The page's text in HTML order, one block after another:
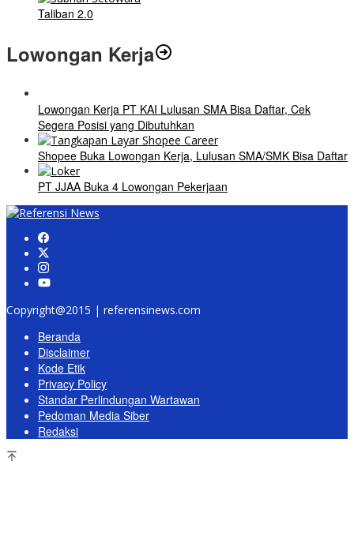
Taliban 2.0
Lowongan Kerja
Lowongan Kerja PT KAI Lulusan SMA Bisa Daftar, Cek
Segera Posisi yang Dibutuhkan
Shopee Buka Lowongan Kerja, Lulusan SMA/SMK Bisa Daftar
PT JJAA Buka 4 Lowongan Pekerjaan
Copyright@2015 | referensinews.com
Beranda
Disclaimer
Kode Etik
Privacy Policy
Standar Perlindungan Wartawan
Pedoman Media Siber
Redaksi